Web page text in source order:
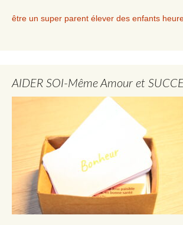
être un super parent élever des enfants
AIDER SOI-Même Amour et